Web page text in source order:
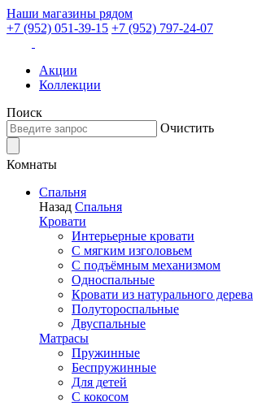
Наши магазины рядом
+7 (952) 051-39-15 +7 (952) 797-24-07
Акции
Коллекции
Поиск
Очистить
Комнаты
Спальня
Назад Спальня
Кровати
Интерьерные кровати
С мягким изголовьем
С подъёмным механизмом
Односпальные
Кровати из натурального дерева
Полутороспальные
Двуспальные
Матрасы
Пружинные
Беспружинные
Для детей
C кокосом